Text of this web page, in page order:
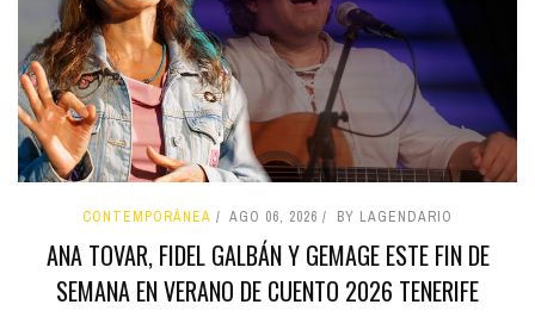
CONTEMPORÁNEA AGO 06, 2026 BY LAGENDARIO
ANA TOVAR, FIDEL GALBÁN Y GEMAGE ESTE FIN DE
SEMANA EN VERANO DE CUENTO 2026 TENERIFE